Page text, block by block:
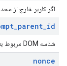
اگر کاربر خارج از
_parent_id
شناسه DOM مربوط به عنصر کانتینر اعلان One Tap
nonce